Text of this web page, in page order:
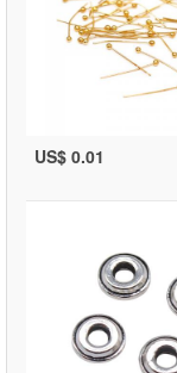
US$ 0.01